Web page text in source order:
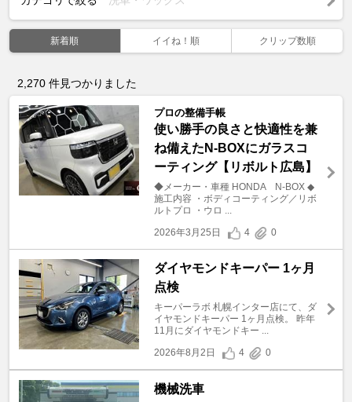
新着順 イイね！順 クリップ数順
2,270 件見つかりました
プロの整備手帳
使い勝手の良さと快適性を兼
ね備えたN-BOXにガラスコ
ーティング【リボルト広島】
◆メーカー・車種 HONDA N-BOX ◆
施工内容 ・ボディコーティング／リボ
ルトプロ ・ウロ ...
2026年3月25日
4 0
ダイヤモンドキーパー 1ヶ月
点検
キーパーラボ 札幌インター店にて、ダ
イヤモンドキーパー 1ヶ月点検。 昨年
11月にダイヤモンドキー ...
2026年8月2日
4 0
機械洗車